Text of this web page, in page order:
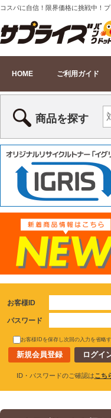
コスパに自信！限界価格に挑戦中！
HOME ご利用ガイド
商品を探す
お客様ID
パスワード
お客様IDを保存し次回の入力を省略
新規会員登録
ID・パスワードのご確認はこち